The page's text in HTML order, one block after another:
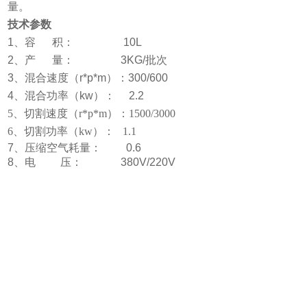
量。
技术参数
1、容 积： 10L
2、产 量： 3KG/批次
3、混合速度（r*p*m）：300/600
4、混合功率（kw）： 2.2
5、切割速度（r*p*m）：1500/3000
6、切割功率（kw）： 1.1
7、压缩空气耗量： 0.6
8、电 压： 380V/220V